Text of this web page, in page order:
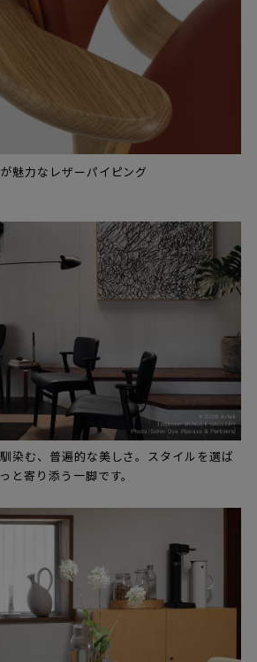
魅力なレザーパイピング
染む、普遍的な美しさ。スタイルを選ば
と寄り添う一脚です。